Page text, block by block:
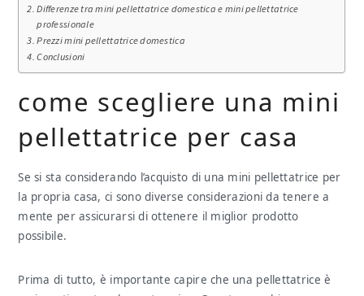
Differenze tra mini pellettatrice domestica e mini pellettatrice
professionale
Prezzi mini pellettatrice domestica
Conclusioni
come scegliere una mini
pellettatrice per casa
Se si sta considerando l’acquisto di una mini pellettatrice per
la propria casa, ci sono diverse considerazioni da tenere a
mente per assicurarsi di ottenere il miglior prodotto
possibile.
Prima di tutto, è importante capire che una pellettatrice è